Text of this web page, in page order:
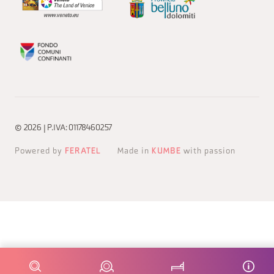
© 2026 | P.IVA: 01178460257
Powered by FERATEL Made in KUMBE with passion